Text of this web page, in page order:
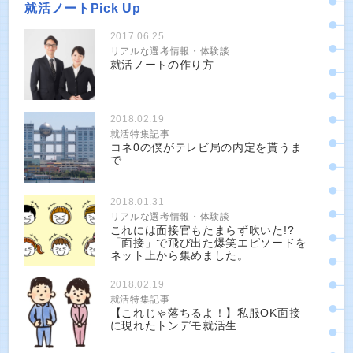
就活ノートPick Up
2017.06.25
リアルな選考情報・体験談
就活ノートの作り方
2018.02.19
就活特集記事
コネ0の僕がテレビ局の内定を貰うま
で
2018.01.31
リアルな選考情報・体験談
これには面接官もたまらず吹いた!?
「面接」で飛び出た爆笑エピソードを
ネット上から集めました。
2018.02.19
就活特集記事
【これじゃ落ちるよ！】私服OK面接
に現れたトンデモ就活生